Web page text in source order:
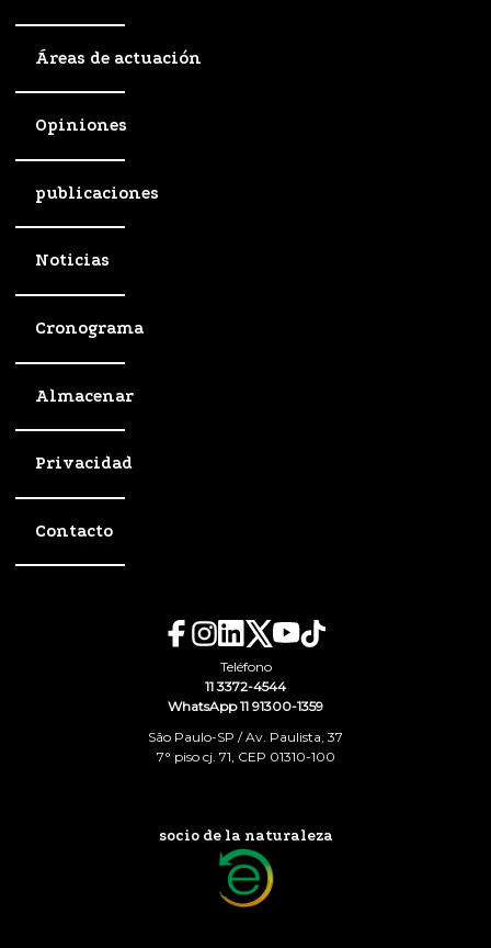
Áreas de actuación
Opiniones
publicaciones
Noticias
Cronograma
Almacenar
Privacidad
Contacto
Teléfono
11 3372-4544
WhatsApp 11 91300-1359
São Paulo-SP / Av. Paulista, 37
7° piso cj. 71, CEP 01310-100
socio de la naturaleza